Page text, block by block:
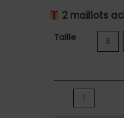
2 maillots
Taille S
quantité
de